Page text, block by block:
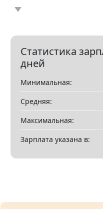
Статистика
дней
Минимальная:
Средняя:
Максимальная:
Зарплата указана в: